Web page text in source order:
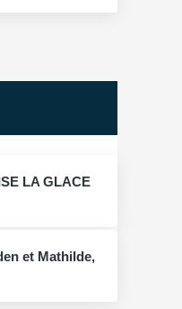
LA GLACE
et Mathilde,